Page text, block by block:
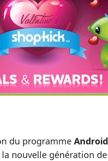
du programme Android
nouvelle génération de